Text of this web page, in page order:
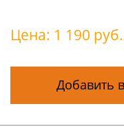
Цена: 1 190 руб.
Добавить